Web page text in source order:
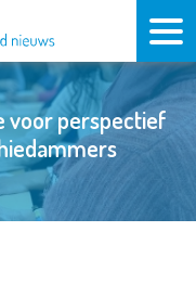
voor perspectief